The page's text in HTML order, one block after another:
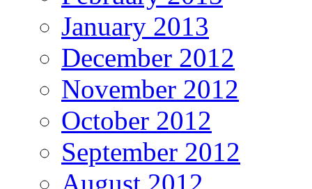
January 2013
December 2012
November 2012
October 2012
September 2012